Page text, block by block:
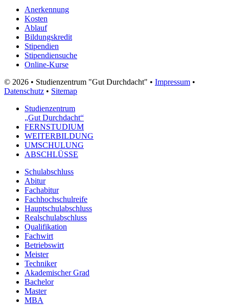
Anerkennung
Kosten
Ablauf
Bildungskredit
Stipendien
Stipendiensuche
Online-Kurse
© 2026 • Studienzentrum "Gut Durchdacht" • Impressum •
Datenschutz • Sitemap
Studienzentrum
„Gut Durchdacht“
FERNSTUDIUM
WEITERBILDUNG
UMSCHULUNG
ABSCHLÜSSE
Schulabschluss
Abitur
Fachabitur
Fachhochschulreife
Hauptschulabschluss
Realschulabschluss
Qualifikation
Fachwirt
Betriebswirt
Meister
Techniker
Akademischer Grad
Bachelor
Master
MBA